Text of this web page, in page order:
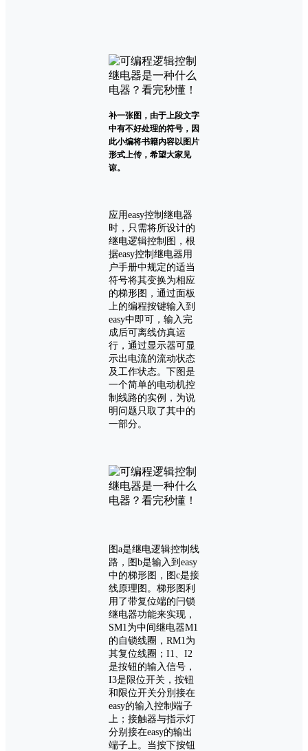
补一张图，由于上段文字
中有不好处理的符号，因
此小编将书籍内容以图片
形式上传，希望大家见
谅。
应用easy控制继电器
时，只需将所设计的
继电逻辑控制图，根
据easy控制继电器用
户手册中规定的适当
符号将其变换为相应
的梯形图，通过面板
上的编程按键输入到
easy中即可，输入完
成后可离线仿真运
行，通过显示器可显
示出电流的流动状态
及工作状态。下图是
一个简单的电动机控
制线路的实例，为说
明问题只取了其中的
一部分。
图a是继电逻辑控制线
路，图b是输入到easy
中的梯形图，图c是接
线原理图。梯形图利
用了带复位端的闩锁
继电器功能来实现，
SM1为中间继电器M1
的自锁线圈，RM1为
其复位线圈；I1、I2
是按钮的输入信号，
I3是限位开关，按钮
和限位开关分別接在
easy的输入控制端子
上；接触器与指示灯
分别接在easy的输出
端子上。当按下按钮